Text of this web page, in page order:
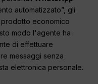
automatizzato”, gli
economico
modo l'agente ha
di effettuare
messaggi senza
elettronica personale.